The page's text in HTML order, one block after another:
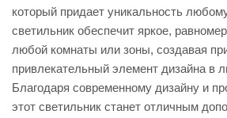
который придает уникальность
светильник обеспечит яркое,
любой комнаты или зоны, создавая
привлекательный элемент дизайна в
Благодаря современному дизайну и
этот светильник станет отличным